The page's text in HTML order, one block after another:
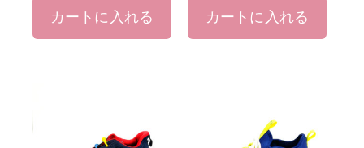
カートに入れる カートに入れる